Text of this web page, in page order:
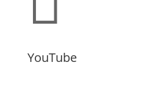
YouTube